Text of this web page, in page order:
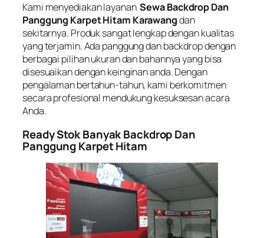
Kami menyediakan layanan Sewa Backdrop Dan
Panggung Karpet Hitam Karawangdan
sekitarnya. Produk sangat lengkap dengan kualitas
yang terjamin. Ada panggung dan backdrop dengan
berbagai pilihan ukuran dan bahannya yang bisa
disesuaikan dengan keinginan anda. Dengan
pengalaman bertahun-tahun, kami berkomitmen
secara profesional mendukung kesuksesan acara
Anda.
Ready Stok Banyak Backdrop Dan
Panggung Karpet Hitam